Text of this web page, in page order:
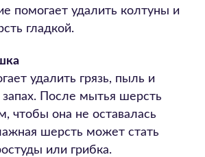
помогает удалить колтуны и
гладкой.
удалить грязь, пыль и
После мытья шерсть
чтобы она не оставалась
шерсть может стать
или грибка.